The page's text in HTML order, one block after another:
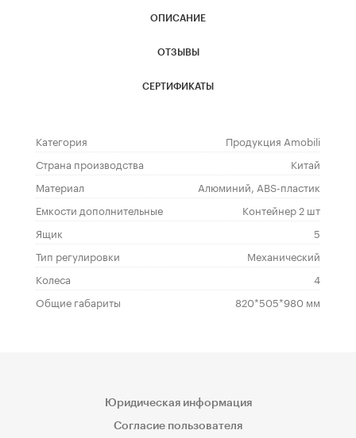
ОПИСАНИЕ
ОТЗЫВЫ
СЕРТИФИКАТЫ
Категория
Продукция Amobili
Страна производства
Китай
Материал
Алюминий, ABS-пластик
Емкости дополнительные
Контейнер 2 шт
Ящик
5
Тип регулировки
Механический
Колеса
4
Общие габариты
820*505*980 мм
Юридическая информация
Согласие пользователя